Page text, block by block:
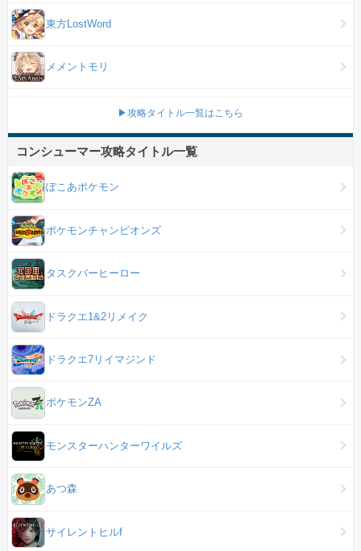
東方LostWord
メメントモリ
▶攻略タイトル一覧はこちら
コンシューマー攻略タイトル一覧
ぽこあポケモン
ポケモンチャンピオンズ
タスクバーヒーロー
ドラクエ1&2リメイク
ドラクエ7リイマジンド
ポケモンZA
モンスターハンターワイルズ
あつ森
サイレントヒルf